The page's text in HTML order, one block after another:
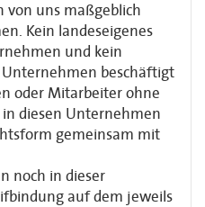
von uns maßgeblich
Kein landeseigenes
und kein
beschäftigt
oder Mitarbeiter ohne
diesen Unternehmen
gemeinsam mit
noch in dieser
auf dem jeweils